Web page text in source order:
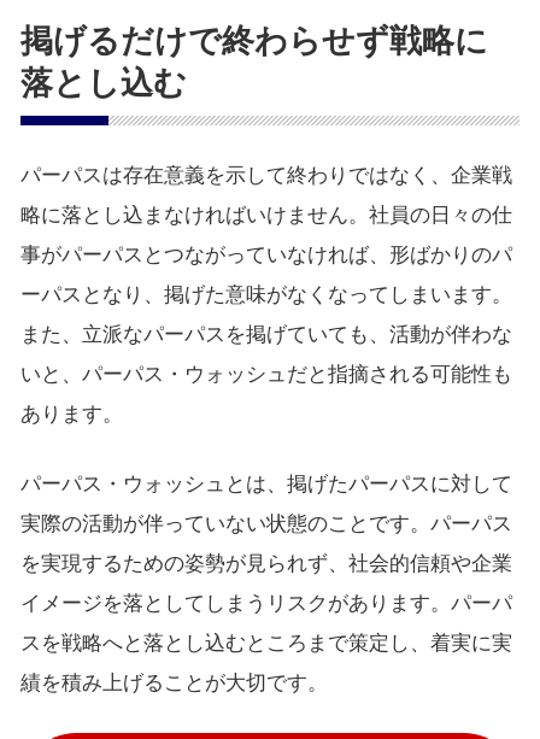
掲げるだけで終わらせず戦略に
落とし込む
パーパスは存在意義を示して終わりではなく、企業戦
略に落とし込まなければいけません。社員の日々の仕
事がパーパスとつながっていなければ、形ばかりのパ
ーパスとなり、掲げた意味がなくなってしまいます。
また、立派なパーパスを掲げていても、活動が伴わな
いと、パーパス・ウォッシュだと指摘される可能性も
あります。
パーパス・ウォッシュとは、掲げたパーパスに対して
実際の活動が伴っていない状態のことです。パーパス
を実現するための姿勢が見られず、社会的信頼や企業
イメージを落としてしまうリスクがあります。パーパ
スを戦略へと落とし込むところまで策定し、着実に実
績を積み上げることが大切です。